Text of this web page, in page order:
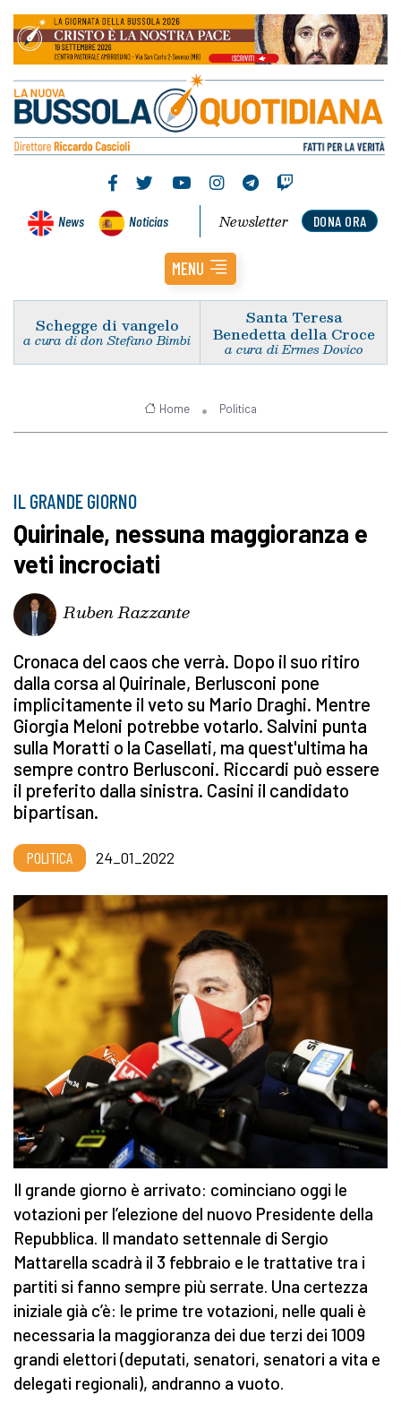
News Noticias DONA ORA
Newsletter
MENU
Schegge di vangelo
a cura di don Stefano Bimbi
Santa Teresa
Benedetta della Croce
a cura di Ermes Dovico
Home Politica
IL GRANDE GIORNO
Quirinale, nessuna maggioranza e
veti incrociati
Ruben Razzante
Cronaca del caos che verrà. Dopo il suo ritiro
dalla corsa al Quirinale, Berlusconi pone
implicitamente il veto su Mario Draghi. Mentre
Giorgia Meloni potrebbe votarlo. Salvini punta
sulla Moratti o la Casellati, ma quest'ultima ha
sempre contro Berlusconi. Riccardi può essere
il preferito dalla sinistra. Casini il candidato
bipartisan.
POLITICA 24_01_2022
Il grande giorno è arrivato: cominciano oggi le
votazioni per l’elezione del nuovo Presidente della
Repubblica. Il mandato settennale di Sergio
Mattarella scadrà il 3 febbraio e le trattative tra i
partiti si fanno sempre più serrate. Una certezza
iniziale già c’è: le prime tre votazioni, nelle quali è
necessaria la maggioranza dei due terzi dei 1009
grandi elettori (deputati, senatori, senatori a vita e
delegati regionali), andranno a vuoto.